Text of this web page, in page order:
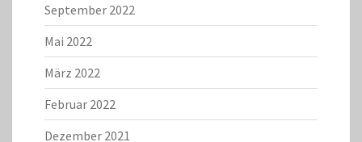
September 2022
Mai 2022
März 2022
Februar 2022
Dezember 2021